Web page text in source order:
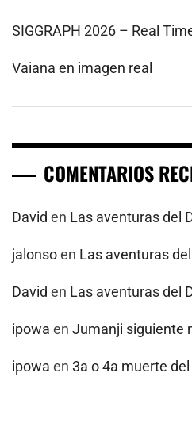
SIGGRAPH 2026 – Real
Vaiana en imagen real
COMENTARIOS
David en Las aventuras del
jalonsoen Las aventuras
David en Las aventuras del
ipowa en Jumanji siguiente
ipowa en 3a o 4a muerte del